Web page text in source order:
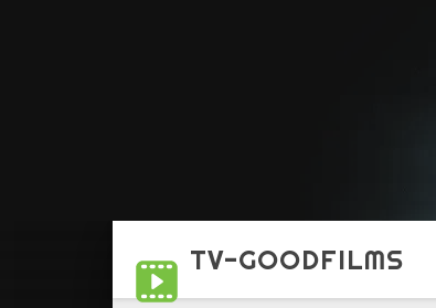
TV-GOODFILMS